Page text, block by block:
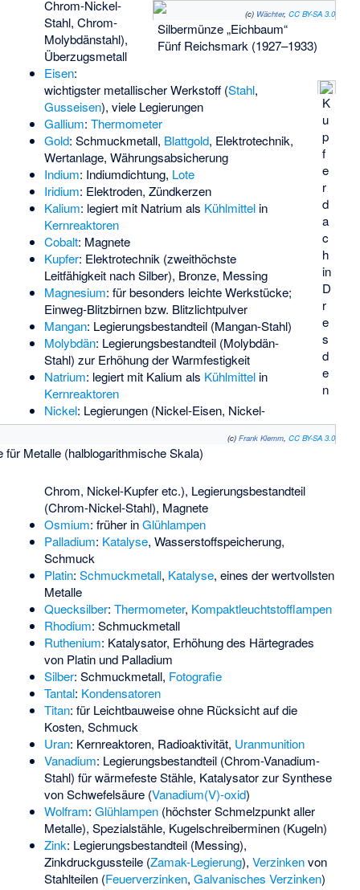
(c) Wächter, CC BY-SA 3.0
Silbermünze „Eichbaum“
Fünf Reichsmark (1927–1933)
K
u
p
f
e
r
d
a
c
h
in
D
r
e
s
d
e
n
(c) Frank Klemm, CC BY-SA 3.0
für Metalle (halblogarithmische Skala)
Chrom-Nickel-
Stahl, Chrom-
Molybdänstahl),
Überzugsmetall
Eisen:
wichtigster metallischer Werkstoff (Stahl,
Gusseisen), viele Legierungen
Gallium: Thermometer
Gold: Schmuckmetall, Blattgold, Elektrotechnik,
Wertanlage, Währungsabsicherung
Indium: Indiumdichtung, Lote
Iridium: Elektroden, Zündkerzen
Kalium: legiert mit Natrium als Kühlmittelin
Kernreaktoren
Cobalt: Magnete
Kupfer: Elektrotechnik (zweithöchste
Leitfähigkeit nach Silber), Bronze, Messing
Magnesium: für besonders leichte Werkstücke;
Einweg-Blitzbirnenbzw. Blitzlichtpulver
Mangan: Legierungsbestandteil (Mangan-Stahl)
Molybdän: Legierungsbestandteil (Molybdän-
Stahl) zur Erhöhung der Warmfestigkeit
Natrium: legiert mit Kalium als Kühlmittelin
Kernreaktoren
Nickel: Legierungen (Nickel-Eisen, Nickel-
Chrom, Nickel-Kupfer etc.), Legierungsbestandteil
(Chrom-Nickel-Stahl), Magnete
Osmium: früher inGlühlampen
Palladium: Katalyse, Wasserstoffspeicherung,
Schmuck
Platin: Schmuckmetall, Katalyse, eines der wertvollsten
Metalle
Quecksilber: Thermometer, Kompaktleuchtstofflampen
Rhodium: Schmuckmetall
Ruthenium: Katalysator, Erhöhung des Härtegrades
von Platin und Palladium
Silber: Schmuckmetall, Fotografie
Tantal: Kondensatoren
Titan: für Leichtbauweise ohne Rücksicht auf die
Kosten, Schmuck
Uran: Kernreaktoren, Radioaktivität, Uranmunition
Vanadium: Legierungsbestandteil (Chrom-Vanadium-
Stahl) für wärmefeste Stähle, Katalysator zur Synthese
von Schwefelsäure (Vanadium(V)-oxid)
Wolfram: Glühlampen(höchster Schmelzpunkt aller
Metalle), Spezialstähle, Kugelschreiberminen (Kugeln)
Zink: Legierungsbestandteil (Messing),
Zinkdruckgussteile (Zamak-Legierung), Verzinkenvon
Stahlteilen (Feuerverzinken, Galvanisches Verzinken)